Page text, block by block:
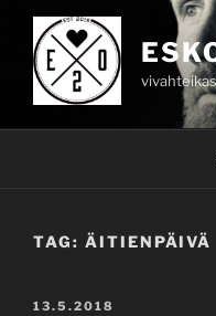
content
TAG: ÄITIENPÄIVÄ
POSTED
13.5.2018